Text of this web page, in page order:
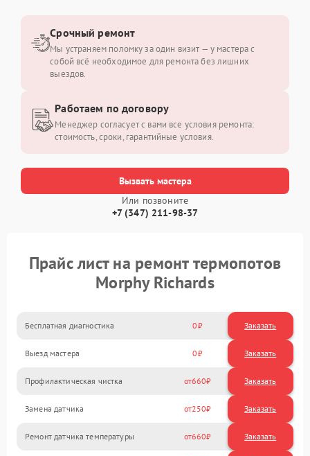
Вызвать мастера
Или позвоните
+7 (347) 211-98-37
Срочный ремонт
Мы устраняем поломку за один визит — у мастера с
собой всё необходимое для ремонта без лишних
выездов.
Работаем по договору
Менеджер согласует с вами все условия ремонта:
стоимость, сроки, гарантийные условия.
Прайс лист на ремонт термопотов
Morphy Richards
Бесплатная диагностика 0 Заказать
Выезд мастера 0 Заказать
Профилактическая чистка 660
Замена датчика 250
Ремонт датчика температуры 660